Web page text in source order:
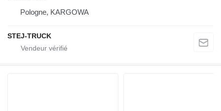
Pologne, KARGOWA
STEJ-TRUCK